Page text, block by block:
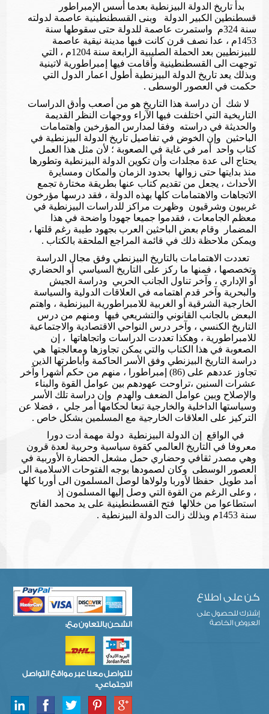
بدأ تاريخ الدولة البيزنطية بعدما أسس الإمبراطور
قسطنطين الكبير الدولة وبنى القسطنطينية عاصمة لدولته
سنة 324م واستمرت عاصمة للدولة حتى سقوطها سنة
1453م ، عدا نصف قرن كانت فيها مدينة نيقية عاصمة
للبيزنطيين بعد الحملة الصليبية الرابعة سنة 1204م ، التي
توجهت الى القسطنطينية وأقامت فيها إمبراطورية لاتينية
وبذلك يعد تاريخ الدولة البيزنطية أطول اعمار الدول التي
حكمت في العصور الوسطى .
لا شك أن دراسة هذا التاريخ هو من أصعب وأدق الدراسات
التاريخية التي اختلفت فيها الآراء ووجهات النظر القديمة
والحديثة في دراسته وفقا لمدارس المؤرخين واهتمامات
الباحثين وإن الخوض في تفاصيل تاريخ الدولة البيزنطية في
كتاب واحد أمر في غاية في الصعوبة ؛ لأن مثل هذا العمل
يحتاج الى عدة مجلدات وأن تكوين الدولة البيزنطية وتطورها
منذ بدايتها حتى زوالها بحدود الزمان والمكان ومسايرة
الأحداث ، يجعل من تقديم كتاب عنها بطريقة مختارة تجمع
الاتجاهات والاهتمامات كلها بهذه الدولة ، فقد درسها مؤرخون
غربيون وشرقيون وظهرت مراكز للدراسات البيزنطية في
معظم الجامعات ، فقدموا جميعا جهودا واضحة في هذا
المضمار وقام بعض الباحثين العرب بجهود طيبة رغم قلتها ،
ويمكن ملاحظة ذلك في قائمة المراجع الملحقة بالكتاب .
تعددت الاهتمامات بالتاريخ البيزنطي وفق مجال الدراسة
وتخصصها ، فمنها ما ركز على التاريخ السياسي أو الحضاري
أو الإداري ، وآخر تناول الجانب الحربي ودراسة الجيش
والبحرية وآخر قدم اهتمامه في العلاقات الدولية والسياسة
الخارجية الشرقية أو الغربية للامبراطورية البيزنطية ، واهتم
البعض بالجانب القانوني والتشريعي فيها ومنهم من درس
التاريخ الكنسي ، وآخر درس النواحي الاقتصادية والاجتماعية
للامبراطورية ، وهكذا تعددت الدراسات واتجاهاتها ، إن
الصعوبة في هذا الكتاب والتي يمكن تجاوزها ومعالجتها هي
دراسة التاريخ البيزنطي وفق الأسر الحاكمة وأباطرتها الذين
تجاوز عددهم على (86) إمبراطورا ، منهم من حكم أشهرا وآخر
عشرات السنين ،تراوحت عهودهم بين عوامل القوة والبناء
والإصلاح وبين عوامل الضعف والهدم وإن دراسة تلك الأسر
وسياستها الداخلية والخارجية تبعا لحكامها أمر جلي ، فضلا عن
التركيز على العلاقات الخارجية مع المسلمين بشكل خاص .
في الواقع إن الدولة البيزنطية دولة مهمة أدت دورا
معروفا في التاريخ العالمي كقوة سياسية وحربية لعدة قرون
وهي مصدر ثقافي وحضاري حمل مشعل الحضارة الأوربية في
العصور الوسطى وكان لصمودها بوجه الفتوحات الاسلامية الى
أمد طويل حفظا لأوربا ولولاها لوصل المسلمون الى أوربا كلها
، وعلى الرغم من القوة التي وصل إليها المسلمون إذ
استطاعوا من خلالها فتح القسطنطينية على يد محمد الفاتح
سنة 1453م وبذلك زالت الدولة البيزنطية .
كن على اطلاع
إشترك للحصول على
العروض الخاصة
الشحن بالتعاون مع:
للتواصل معنا عبر مواقع التواصل
الاجتماعي: